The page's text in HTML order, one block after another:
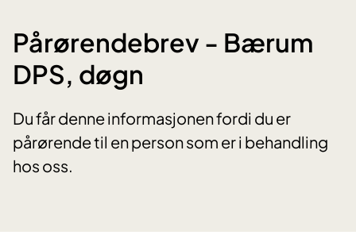
Pårørendebrev - Bærum
DPS, døgn
Du får denne informasjonen fordi du er
pårørende til en person som er i behandling
hos oss.